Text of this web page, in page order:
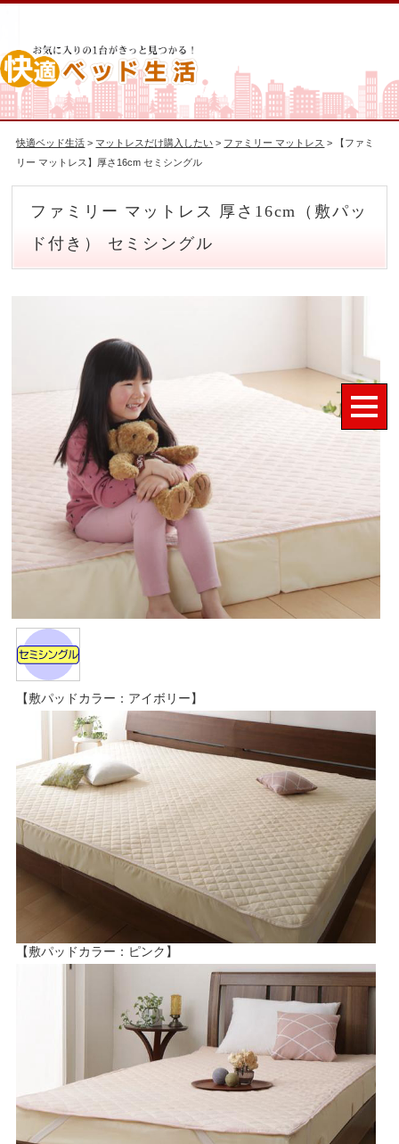
快適ベッド生活 > マットレスだけ購入したい > ファミリー マットレス > 【ファミ
リー マットレス】厚さ16cm セミシングル
ファミリー マットレス 厚さ16cm（敷パッ
ド付き） セミシングル
【敷パッドカラー：アイボリー】
【敷パッドカラー：ピンク】